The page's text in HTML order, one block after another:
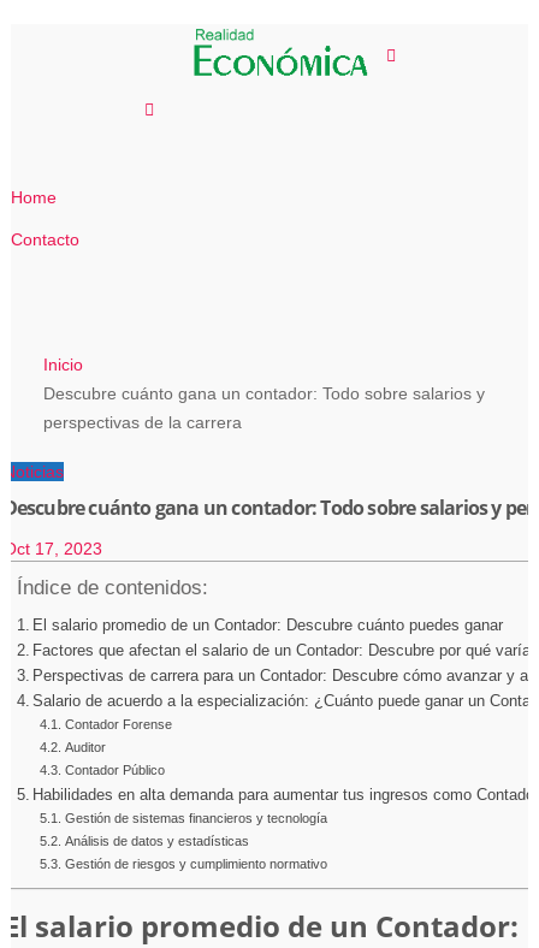
Home
Contacto
Inicio
Descubre cuánto gana un contador: Todo sobre salarios y
perspectivas de la carrera
Noticias
Descubre cuánto gana un contador: Todo sobre salarios y
Oct 17, 2023
Índice de contenidos:
El salario promedio de un Contador: Descubre cuánto puedes ganar
Factores que afectan el salario de un Contador: Descubre por qué
Perspectivas de carrera para un Contador: Descubre cómo avanzar y
Salario de acuerdo a la especialización: ¿Cuánto puede ganar un
Contador Forense
Auditor
Contador Público
Habilidades en alta demanda para aumentar tus ingresos como Contador
Gestión de sistemas financieros y tecnología
Análisis de datos y estadísticas
Gestión de riesgos y cumplimiento normativo
El salario promedio de un Contador: